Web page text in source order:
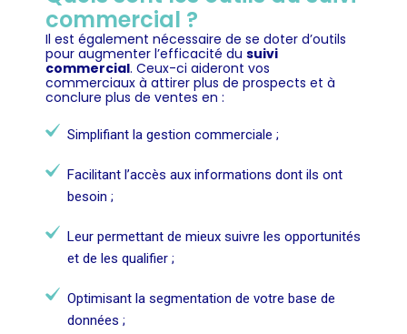
commercial ?
Il est également nécessaire de se doter d’outils
pour augmenter l’efficacité du suivi
commercial. Ceux-ci aideront vos
commerciaux à attirer plus de prospects et à
conclure plus de ventes en :
Simplifiant la gestion commerciale ;
Facilitant l’accès aux informations dont ils ont
besoin ;
Leur permettant de mieux suivre les opportunités
et de les qualifier ;
Optimisant la segmentation de votre base de
données ;